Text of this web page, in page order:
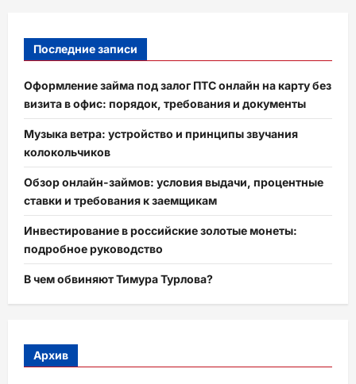
Последние записи
Оформление займа под залог ПТС онлайн на карту без
визита в офис: порядок, требования и документы
Музыка ветра: устройство и принципы звучания
колокольчиков
Обзор онлайн-займов: условия выдачи, процентные
ставки и требования к заемщикам
Инвестирование в российские золотые монеты:
подробное руководство
В чем обвиняют Тимура Турлова?
Архив